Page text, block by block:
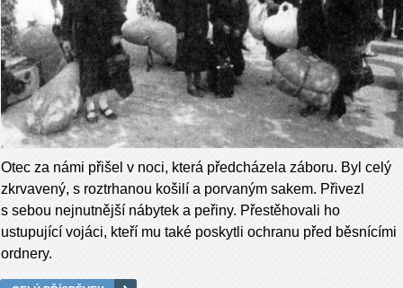
Otec za námi přišel v noci, která předcházela záboru. Byl celý
zkrvavený, s roztrhanou košilí a porvaným sakem. Přivezl
s sebou nejnutnější nábytek a peřiny. Přestěhovali ho
ustupující vojáci, kteří mu také poskytli ochranu před běsnícími
ordnery.